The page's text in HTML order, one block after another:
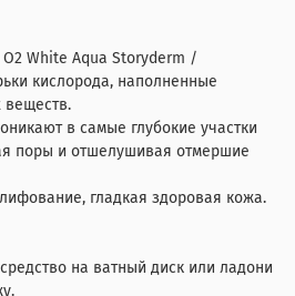
White Aqua Storyderm /
кислорода, наполненные
веществ.
в самые глубокие участки
поры и отшелушивая отмершие
гладкая здоровая кожа.
на ватный диск или ладони